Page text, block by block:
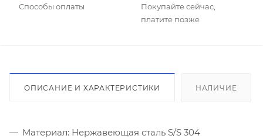
Способы оплаты
Покупайте сейчас,
платите позже
ОПИСАНИЕ И ХАРАКТЕРИСТИКИ НАЛИЧИЕ
Материал: Нержавеющая сталь S/S 304